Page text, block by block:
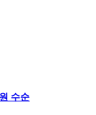
수순